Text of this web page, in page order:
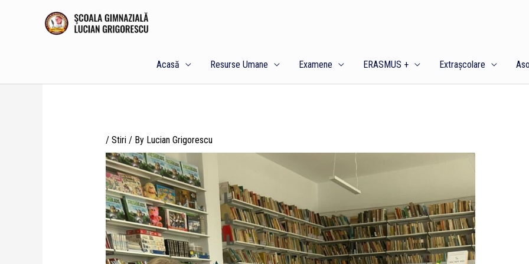
Acasă Resurse Umane Examene ERASMUS + Extrașcolare
/ Stiri/ By Lucian Grigorescu